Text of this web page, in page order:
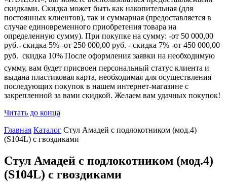
скидками. Скидка может быть как накопительная (для
постоянных клиентов), так и суммарная (предоставляется в
случае единовременного приобретения товара на
определенную сумму). При покупке на сумму: -от 50 000,00
руб.- скидка 5% -от 250 000,00 руб. - скидка 7% -от 450 000,00
руб.  скидка 10% После оформления заявки на необходимую
сумму, вам будет присвоен персональный статус клиента и
выдана пластиковая карта, необходимая для осуществления
последующих покупок в нашем интернет-магазине с
закрепленной за вами скидкой. Желаем вам удачных покупок!
Читать до конца
Главная Каталог Стул Амадей с подлокотником (мод.4)
(S104L) с гвоздиками
Стул Амадей с подлокотником (мод.4)
(S104L) с гвоздиками